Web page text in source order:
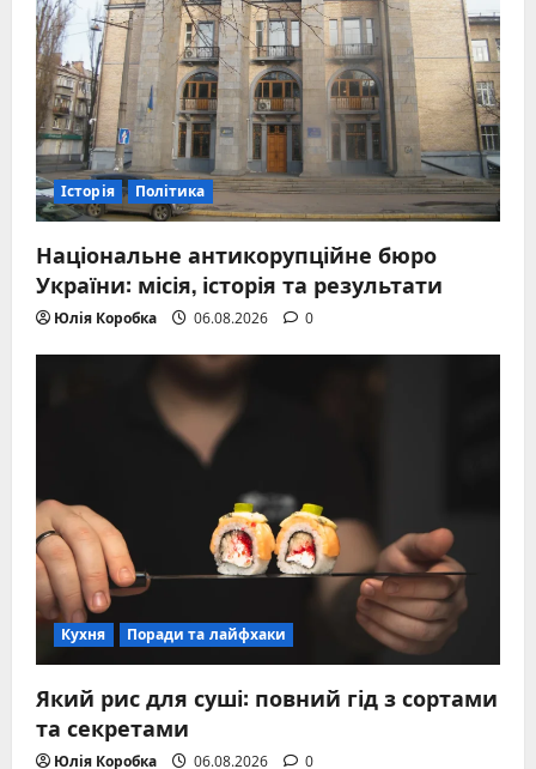
Історія Політика
Національне антикорупційне бюро
України: місія, історія та результати
Юлія Коробка 06.08.2026 0
Кухня Поради та лайфхаки
Який рис для суші: повний гід з сортами
та секретами
Юлія Коробка 06.08.2026 0